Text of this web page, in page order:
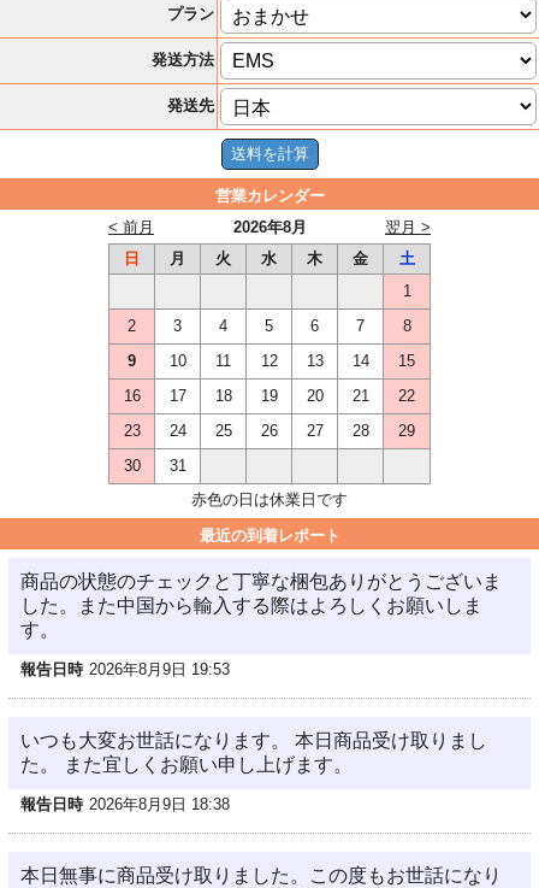
プラン
発送方法
発送先
営業カレンダー
2026年8月
< 前月
翌月 >
日
月 火 水 木 金
土
1
2
3 4 5 6 7
8
9
10 11 12 13 14
15
16
17 18 19 20 21
22
23
24 25 26 27 28
29
30
31
赤色の日は休業日です
最近の到着レポート
商品の状態のチェックと丁寧な梱包ありがとうございま
した。また中国から輸入する際はよろしくお願いしま
す。
報告日時 2026年8月9日 19:53
いつも大変お世話になります。 本日商品受け取りまし
た。 また宜しくお願い申し上げます。
報告日時 2026年8月9日 18:38
本日無事に商品受け取りました。この度もお世話になり